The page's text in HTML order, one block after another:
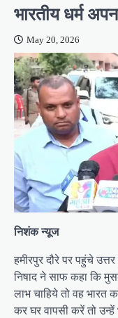
भारतीय धर्म
May 20, 2026
निशंक न्यूज
हमीरपुर दौरे पर पहुंचे
निषाद ने साफ कहा कि
लाभ चाहिये तो वह भारत
कर घर वापसी करें तो